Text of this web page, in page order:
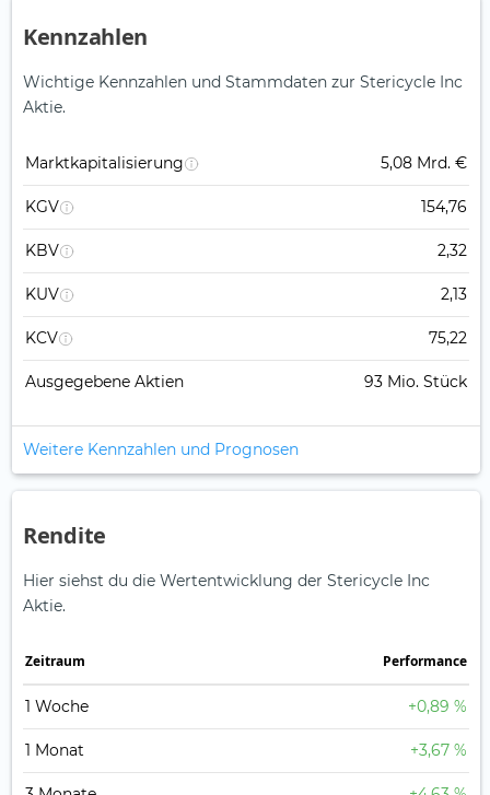
Kennzahlen
Wichtige Kennzahlen und Stammdaten zur Stericycle Inc
Aktie.
Marktkapitalisierung 5,08 Mrd. €
KGV 154,76
KBV 2,32
KUV 2,13
KCV 75,22
Ausgegebene Aktien 93 Mio. Stück
Weitere Kennzahlen und Prognosen
Rendite
Hier siehst du die Wertentwicklung der Stericycle Inc
Aktie.
Zeitraum Perfor­mance
1 Woche +0,89 %
1 Monat +3,67 %